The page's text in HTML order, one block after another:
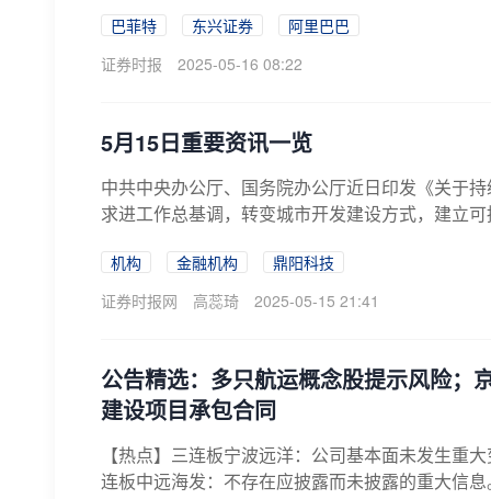
巴菲特 东兴证券
阿里巴巴
证券时报
2025-05-16 08:22
5月15日重要资讯一览
中共中央办公厅、国务院办公厅近日印发《关于
求进工作总基调，转变城市开发建设方式，建立
机构 金融机构
鼎阳科技
证券时报网
高蕊琦 2025-05-15 21:41
公告精选：多只航运概念股提示风险；
建设项目承包合同
【热点】三连板宁波远洋：公司基本面未发生重
连板中远海发：不存在应披露而未披露的重大信